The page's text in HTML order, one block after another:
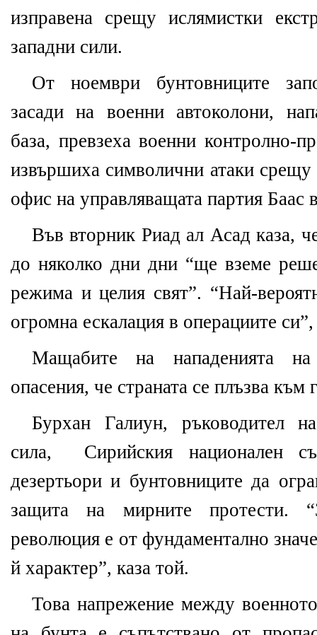
изправена срещу ислямистки
западни сили.
От ноември бунтовниците
засади на военни автоколони,
база, превзеха военни контролно-
извършиха символични атаки срещу
офис на управляващата партия Баас
Във вторник Риад ал Асад каза,
до няколко дни дни “ще вземе
режима и целия свят”. “Най-
огромна ескалация в операциите
Мащабите на нападенията
опасения, че страната се плъзва към
Бурхан Галиун, ръководител
сила,
Сирийския национален
дезертьори и бунтовниците да
защита на мирните протести.
революция е от фундаментално
й характер”, каза той.
Това напрежение между